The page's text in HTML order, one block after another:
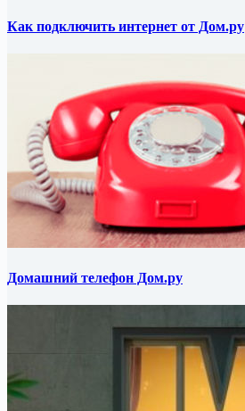
Как подключить интернет от Дом.ру
Домашний телефон Дом.ру